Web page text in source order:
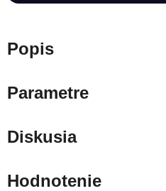
Popis
Parametre
Diskusia
Hodnotenie